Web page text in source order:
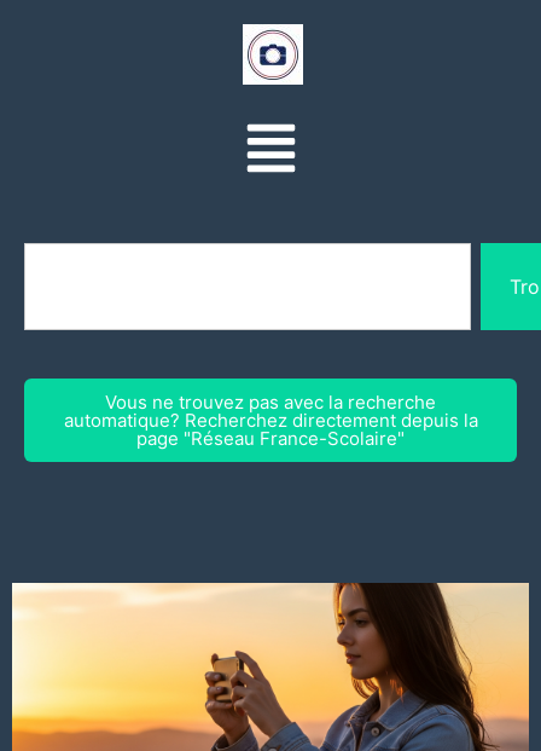
Vous ne trouvez pas avec la recherche
automatique? Recherchez directement depuis la
page "Réseau France-Scolaire"